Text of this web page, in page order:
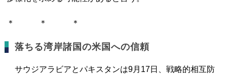
＊ ＊ ＊
落ちる湾岸諸国の米国への信頼
サウジアラビアとパキスタンは9月17日、戦略的相互防